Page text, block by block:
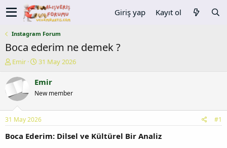
Giriş yap Kayıt ol
Instagram Forum
Boca ederim ne demek ?
K
n
u
y
b
a
ş
Emir
B
ş
a
g
ı
ç
31 May 2026
Emir
New member
31 May 2026 #1
Boca Ederim: Dilsel ve Kültürel Bir Analiz